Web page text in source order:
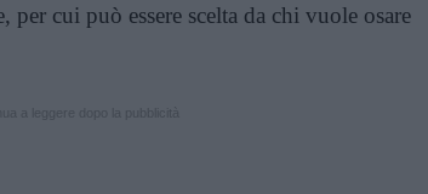
per cui può essere scelta da chi vuole osare